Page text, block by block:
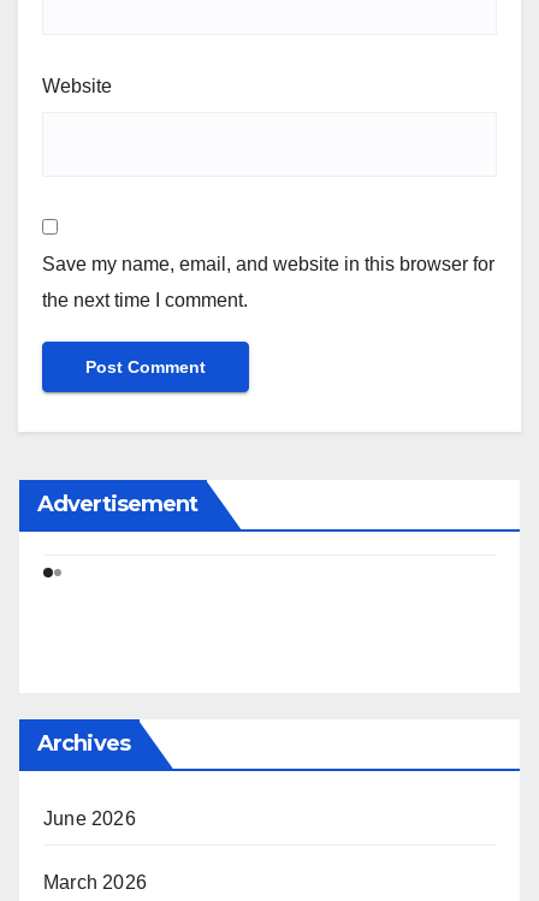
Website
Save my name, email, and website in this browser for
the next time I comment.
Advertisement
Archives
June 2026
March 2026